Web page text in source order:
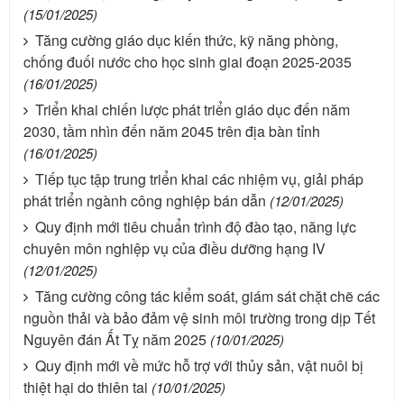
(15/01/2025)
Tăng cường giáo dục kiến thức, kỹ năng phòng,
chống đuối nước cho học sinh giai đoạn 2025-2035
(16/01/2025)
Triển khai chiến lược phát triển giáo dục đến năm
2030, tầm nhìn đến năm 2045 trên địa bàn tỉnh
(16/01/2025)
Tiếp tục tập trung triển khai các nhiệm vụ, giải pháp
phát triển ngành công nghiệp bán dẫn (12/01/2025)
Quy định mới tiêu chuẩn trình độ đào tạo, năng lực
chuyên môn nghiệp vụ của điều dưỡng hạng IV
(12/01/2025)
Tăng cường công tác kiểm soát, giám sát chặt chẽ các
nguồn thải và bảo đảm vệ sinh môi trường trong dịp Tết
Nguyên đán Ất Tỵ năm 2025 (10/01/2025)
Quy định mới về mức hỗ trợ với thủy sản, vật nuôi bị
thiệt hại do thiên tai (10/01/2025)